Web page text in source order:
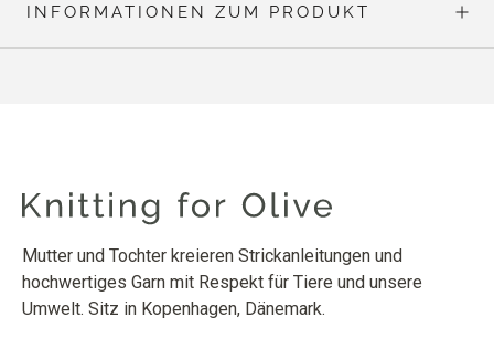
INFORMATIONEN ZUM PRODUKT
Mutter und Tochter kreieren Strickanleitungen und
hochwertiges Garn mit Respekt für Tiere und unsere
Umwelt. Sitz in Kopenhagen, Dänemark.